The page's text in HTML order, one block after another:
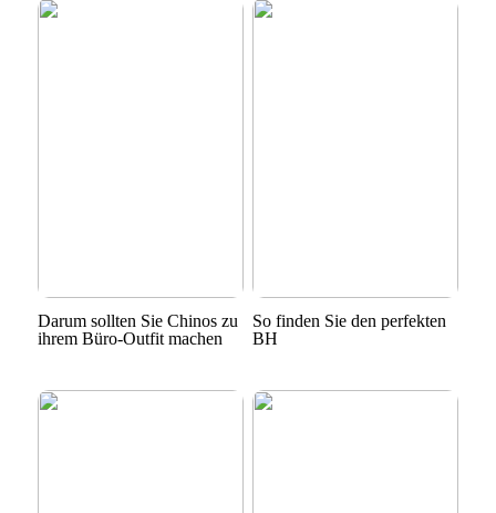
Darum sollten Sie Chinos zu
ihrem Büro-Outfit machen
So finden Sie den perfekten
BH